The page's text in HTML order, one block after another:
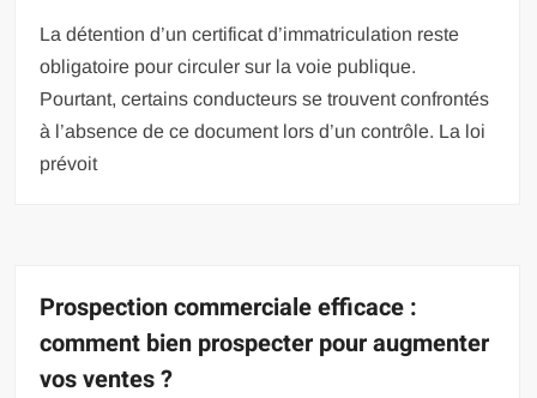
La détention d’un certificat d’immatriculation reste
obligatoire pour circuler sur la voie publique.
Pourtant, certains conducteurs se trouvent confrontés
à l’absence de ce document lors d’un contrôle. La loi
prévoit
Prospection commerciale efficace :
comment bien prospecter pour augmenter
vos ventes ?